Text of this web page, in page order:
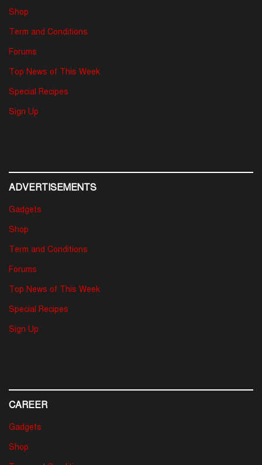
Shop
Term and Conditions
Forums
Top News of This Week
Special Recipes
Sign Up
ADVERTISEMENTS
Gadgets
Shop
Term and Conditions
Forums
Top News of This Week
Special Recipes
Sign Up
CAREER
Gadgets
Shop